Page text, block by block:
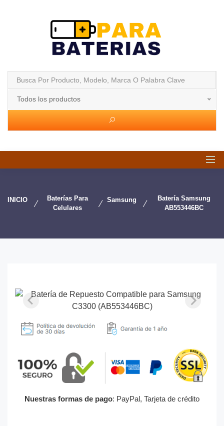
Todos los productos
INICIO
Baterías Para
Celulares
Samsung
Batería Samsung
AB553446BC
Nuestras formas de pago: PayPal, Tarjeta de crédito